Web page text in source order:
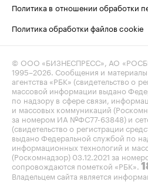
Политика в отношении обработки
Политика обработки файлов cookie
© ООО «БИЗНЕСПРЕСС», АО
1995–2026 . Сообщения и
агентства «РБК» (свидетельство о
массовой информации выдано
по надзору в сфере связи,
и массовых коммуникаций
за номером ИА №ФС77-63848) и
(свидетельство о регистрации
выдано Федеральной службой по
информационных технологий и
(Роскомнадзор) 03.12.2021 за
сопровождаются пометкой «РБК».
Владельцем сайта является